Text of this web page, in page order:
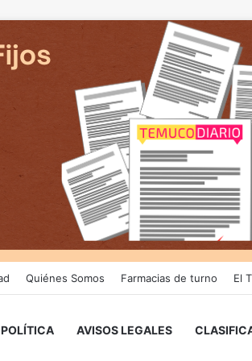
Quiénes Somos Farmacias de turno El
POLÍTICA AVISOS LEGALES